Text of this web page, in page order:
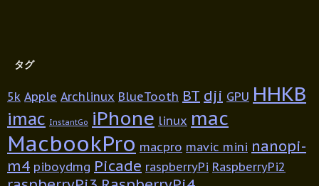
タグ
5k Apple Archlinux BlueTooth BT dji GPU HHKB
imac InstantGo iPhone linux mac
MacbookPro macpro mavic mini nanopi-
m4 piboydmg Picade raspberryPi RaspberryPi2